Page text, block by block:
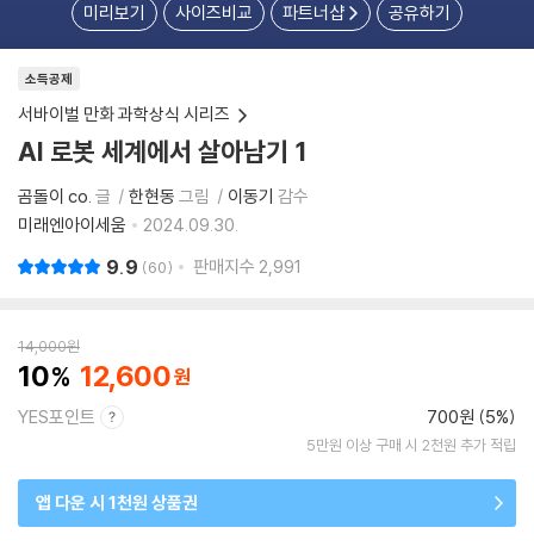
미리보기 사이즈비교 파트너샵 공유하기
소득공제
서바이벌 만화 과학상식 시리즈
AI 로봇 세계에서 살아남기 1
곰돌이 co. 글 한현동 그림 이동기 감수
미래엔아이세움
2024.09.30.
9.9 60 판매지수 2,991
14,000원
10 12,600
YES포인트 700원 (5%)
5만원 이상 구매 시 2천원 추가 적립
앱 다운 시 1천원 상품권